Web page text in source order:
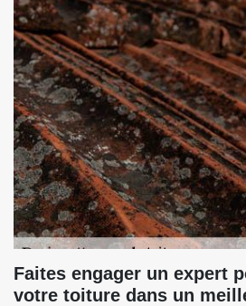
Faites engager un expert
votre toiture dans un